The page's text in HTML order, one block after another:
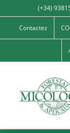
to
content
(+34)
Contactez